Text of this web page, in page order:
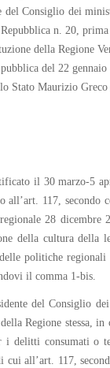
del Consiglio dei
n. 20, prima
della Regione
del 22
Stato Maurizio
il 30 marzo-5
all’art. 117, secondo
28 dicembre
della cultura della
politiche
il comma 1-bis.
del Consiglio
Regione stessa,
i delitti consumati o
cui all’art. 117,